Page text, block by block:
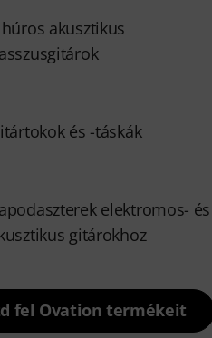
akusztikus
és -táskák
elektromos- és
gitárokhoz
fel Ovation termékeit